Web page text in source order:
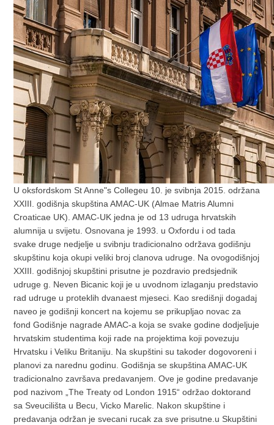
U oksfordskom St Anne"s Collegeu 10. je svibnja 2015. održana
XXIII. godišnja skupština AMAC-UK (Almae Matris Alumni
Croaticae UK). AMAC-UK jedna je od 13 udruga hrvatskih
alumnija u svijetu. Osnovana je 1993. u Oxfordu i od tada
svake druge nedjelje u svibnju tradicionalno održava godišnju
skupštinu koja okupi veliki broj clanova udruge. Na ovogodišnjoj
XXIII. godišnjoj skupštini prisutne je pozdravio predsjednik
udruge g. Neven Bicanic koji je u uvodnom izlaganju predstavio
rad udruge u proteklih dvanaest mjeseci. Kao središnji dogadaj
naveo je godišnji koncert na kojemu se prikupljao novac za
fond Godišnje nagrade AMAC-a koja se svake godine dodjeljuje
hrvatskim studentima koji rade na projektima koji povezuju
Hrvatsku i Veliku Britaniju. Na skupštini su takoder dogovoreni i
planovi za narednu godinu. Godišnja se skupština AMAC-UK
tradicionalno završava predavanjem. Ove je godine predavanje
pod nazivom „The Treaty od London 1915“ održao doktorand
sa Sveucilišta u Becu, Vicko Marelic. Nakon skupštine i
predavanja održan je svecani rucak za sve prisutne.u Skupštini